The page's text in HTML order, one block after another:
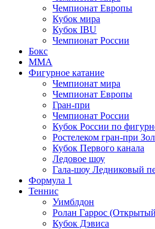
Чемпионат Европы
Кубок мира
Кубок IBU
Чемпионат России
Бокс
MMA
Фигурное катание
Чемпионат мира
Чемпионат Европы
Гран-при
Чемпионат России
Кубок России по
Ростелеком гран-при
Кубок Первого канала
Ледовое шоу
Гала-шоу Ледниковый
Формула 1
Теннис
Уимблдон
Ролан Гаррос
Кубок Дэвиса